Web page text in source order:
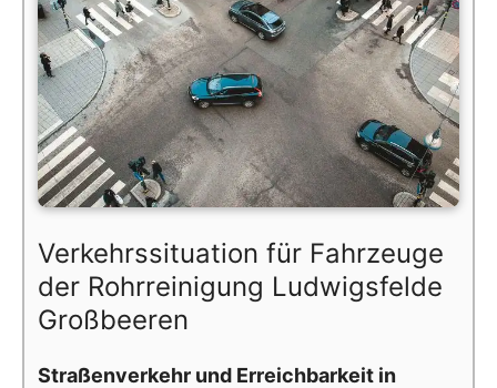
Verkehrssituation für Fahrzeuge
der Rohrreinigung Ludwigsfelde
Großbeeren
Straßenverkehr und Erreichbarkeit in